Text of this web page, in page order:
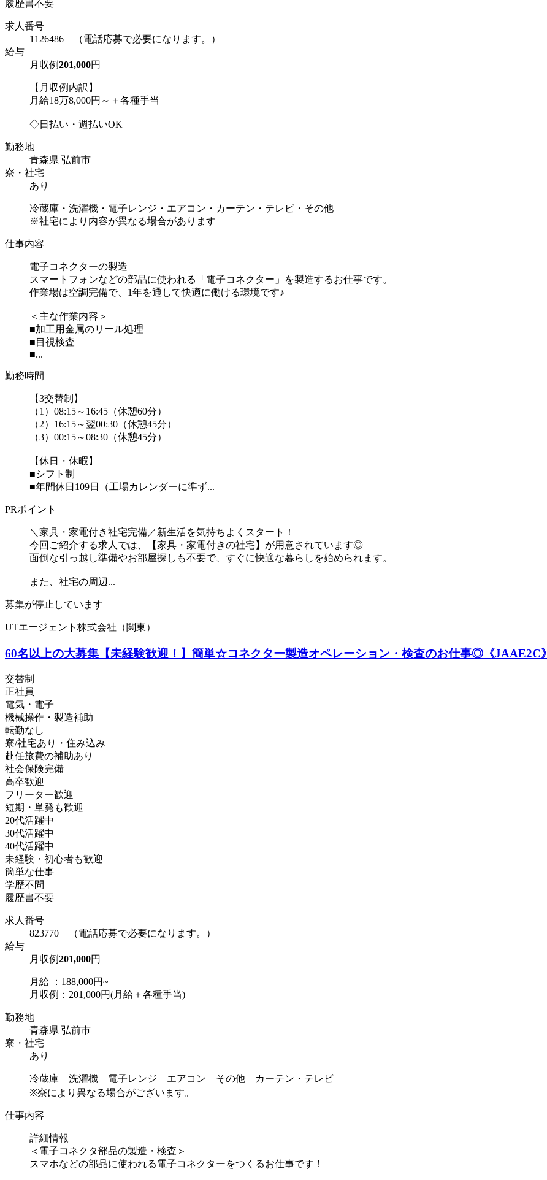
履歴書不要
求人番号
1126486 （電話応募で必要になります。）
給与
月収例201,000円
【月収例内訳】
月給18万8,000円～＋各種手当
◇日払い・週払いOK
勤務地
青森県 弘前市
寮・社宅
あり
冷蔵庫・洗濯機・電子レンジ・エアコン・カーテン・テレビ・その他
※社宅により内容が異なる場合があります
仕事内容
電子コネクターの製造
スマートフォンなどの部品に使われる「電子コネクター」を製造するお仕事です。
作業場は空調完備で、1年を通して快適に働ける環境です♪
＜主な作業内容＞
■加工用金属のリール処理
■目視検査
■...
勤務時間
【3交替制】
（1）08:15～16:45（休憩60分）
（2）16:15～翌00:30（休憩45分）
（3）00:15～08:30（休憩45分）
【休日・休暇】
■シフト制
■年間休日109日（工場カレンダーに準ず...
PRポイント
＼家具・家電付き社宅完備／新生活を気持ちよくスタート！
今回ご紹介する求人では、【家具・家電付きの社宅】が用意されています◎
面倒な引っ越し準備やお部屋探しも不要で、すぐに快適な暮らしを始められます。
また、社宅の周辺...
募集が停止しています
UTエージェント株式会社（関東）
60名以上の大募集【未経験歓迎！】簡単☆コネクター製造オペレーション・検査のお仕事◎《JAAE2C》
交替制
正社員
電気・電子
機械操作・製造補助
転勤なし
寮/社宅あり・住み込み
赴任旅費の補助あり
社会保険完備
高卒歓迎
フリーター歓迎
短期・単発も歓迎
20代活躍中
30代活躍中
40代活躍中
未経験・初心者も歓迎
簡単な仕事
学歴不問
履歴書不要
求人番号
823770 （電話応募で必要になります。）
給与
月収例201,000円
月給 ：188,000円~
月収例：201,000円(月給＋各種手当)
勤務地
青森県 弘前市
寮・社宅
あり
冷蔵庫 洗濯機 電子レンジ エアコン その他 カーテン・テレビ
※寮により異なる場合がございます。
仕事内容
詳細情報
＜電子コネクタ部品の製造・検査＞
スマホなどの部品に使われる電子コネクターをつくるお仕事です！